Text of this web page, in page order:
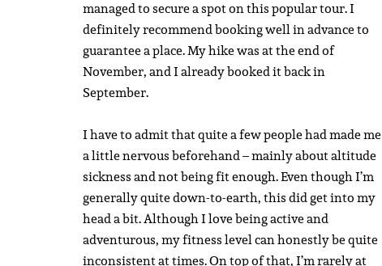
managed to secure a spot on this popular tour. I
definitely recommend booking well in advance to
guarantee a place. My hike was at the end of
November, and I already booked it back in
September.
I have to admit that quite a few people had made me
a little nervous beforehand – mainly about altitude
sickness and not being fit enough. Even though I’m
generally quite down-to-earth, this did get into my
head a bit. Although I love being active and
adventurous, my fitness level can honestly be quite
inconsistent at times. On top of that, I’m rarely at